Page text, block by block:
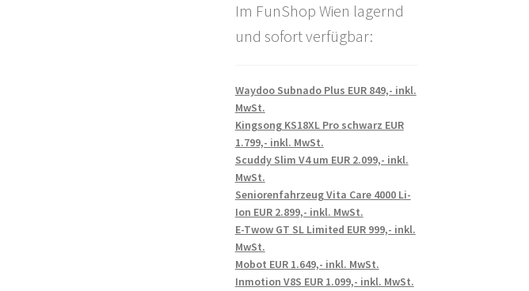
Im FunShop Wien lagernd
und sofort verfügbar:
Waydoo Subnado Plus EUR 849,- inkl.
MwSt.
Kingsong KS18XL Pro schwarz EUR
1.799,- inkl. MwSt.
Scuddy Slim V4 um EUR 2.099,- inkl.
MwSt.
Seniorenfahrzeug Vita Care 4000 Li-
Ion EUR 2.899,- inkl. MwSt.
E-Twow GT SL Limited EUR 999,- inkl.
MwSt.
Mobot EUR 1.649,- inkl. MwSt.
Inmotion V8S EUR 1.099,- inkl. MwSt.